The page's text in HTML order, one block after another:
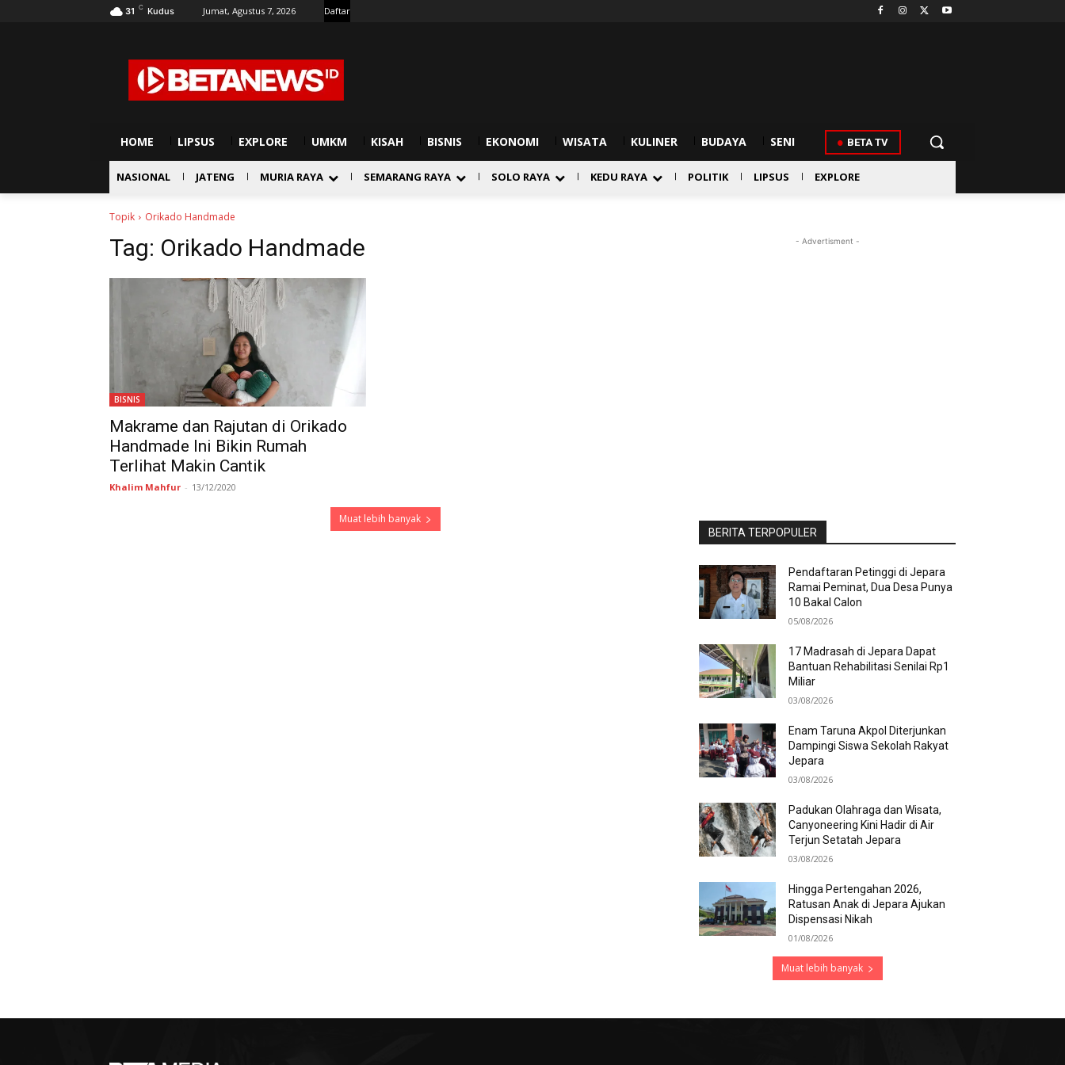
31 C Kudus Jumat, Agustus 7, 2026 Daftar
HOME LIPSUS EXPLORE UMKM KISAH BISNIS EKONOMI WISATA KULINER BUDAYA SENI BETA TV
NASIONAL JATENG MURIA RAYA SEMARANG RAYA SOLO RAYA KEDU RAYA POLITIK LIPSUS EXPLORE
Topik Orikado Handmade
Tag: Orikado Handmade
BISNIS
Makrame dan Rajutan di Orikado
Handmade Ini Bikin Rumah
Terlihat Makin Cantik
Khalim Mahfur - 13/12/2020
Muat lebih banyak
- Advertisment -
BERITA TERPOPULER
Pendaftaran Petinggi di Jepara
Ramai Peminat, Dua Desa Punya
10 Bakal Calon
05/08/2026
17 Madrasah di Jepara Dapat
Bantuan Rehabilitasi Senilai Rp1
Miliar
03/08/2026
Enam Taruna Akpol Diterjunkan
Dampingi Siswa Sekolah Rakyat
Jepara
03/08/2026
Padukan Olahraga dan Wisata,
Canyoneering Kini Hadir di Air
Terjun Setatah Jepara
03/08/2026
Hingga Pertengahan 2026,
Ratusan Anak di Jepara Ajukan
Dispensasi Nikah
01/08/2026
Muat lebih banyak